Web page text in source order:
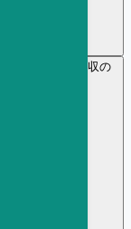
の将来性や年収の